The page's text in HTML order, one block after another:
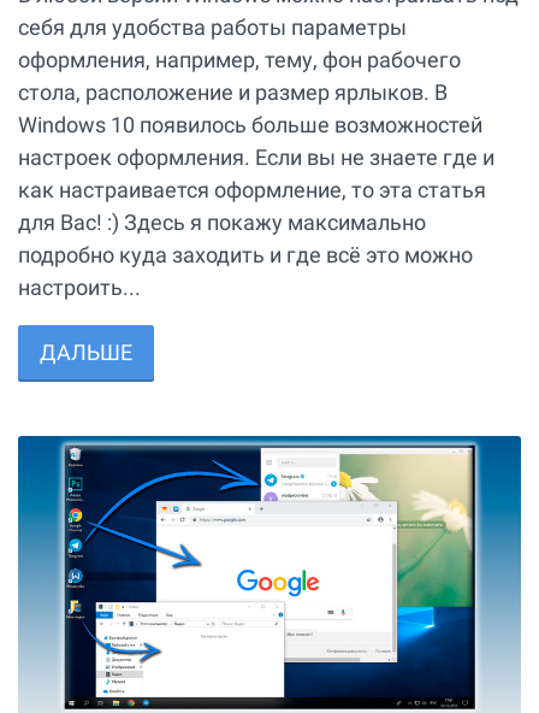
себя для удобства работы параметры
оформления, например, тему, фон рабочего
стола, расположение и размер ярлыков. В
Windows 10 появилось больше возможностей
настроек оформления. Если вы не знаете где и
как настраивается оформление, то эта статья
для Вас! :) Здесь я покажу максимально
подробно куда заходить и где всё это можно
настроить...
ДАЛЬШЕ